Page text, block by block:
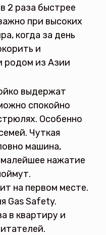
2 раза быстрее
при высоких
когда за день
и
родом из Азии
выдержат
спокойно
Особенно
Чуткая
машина,
малейшее нажатие
на первом месте.
Gas Safety.
в квартиру и